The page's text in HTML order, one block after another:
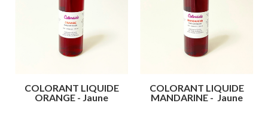
COLORANT LIQUIDE
ORANGE - Jaune
COLORANT LIQUIDE
MANDARINE - Jaune